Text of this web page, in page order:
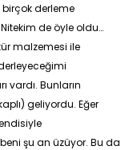
derleme
de öyle oldu…
malzemesi ile
vardı. Bunların
geliyordu. Eğer
şu an üzüyor. Bu da